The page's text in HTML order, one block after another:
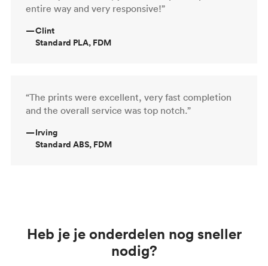
entire way and very responsive!”
—Clint
Standard PLA, FDM
“The prints were excellent, very fast completion
and the overall service was top notch.”
—Irving
Standard ABS, FDM
Heb je je onderdelen nog sneller
nodig?